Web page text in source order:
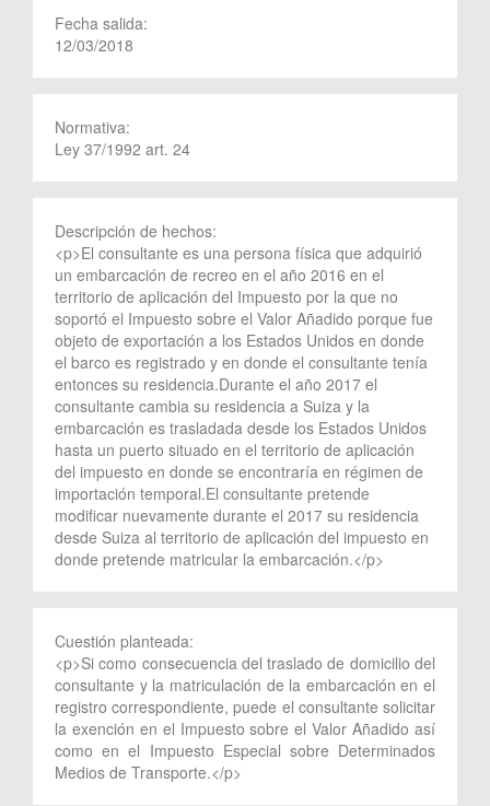
Fecha salida:
12/03/2018
Normativa:
Ley 37/1992 art. 24
Descripción de hechos:
<p>El consultante es una persona física que adquirió
un embarcación de recreo en el año 2016 en el
territorio de aplicación del Impuesto por la que no
soportó el Impuesto sobre el Valor Añadido porque fue
objeto de exportación a los Estados Unidos en donde
el barco es registrado y en donde el consultante tenía
entonces su residencia.Durante el año 2017 el
consultante cambia su residencia a Suiza y la
embarcación es trasladada desde los Estados Unidos
hasta un puerto situado en el territorio de aplicación
del impuesto en donde se encontraría en régimen de
importación temporal.El consultante pretende
modificar nuevamente durante el 2017 su residencia
desde Suiza al territorio de aplicación del impuesto en
donde pretende matricular la embarcación.</p>
Cuestión planteada:
<p>Si como consecuencia del traslado de domicilio del
consultante y la matriculación de la embarcación en el
registro correspondiente, puede el consultante solicitar
la exención en el Impuesto sobre el Valor Añadido así
como en el Impuesto Especial sobre Determinados
Medios de Transporte.</p>